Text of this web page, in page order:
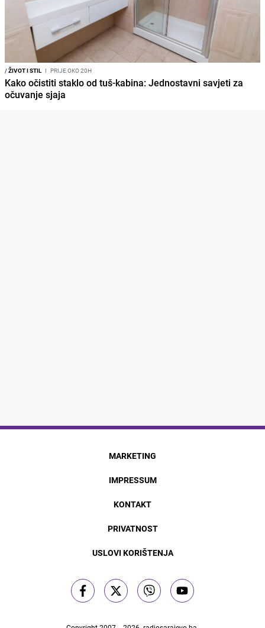
/ŽIVOT I STIL I PRIJE OKO 20H
Kako očistiti staklo od tuš-kabina: Jednostavni savjeti za
očuvanje sjaja
MARKETING
IMPRESSUM
KONTAKT
PRIVATNOST
USLOVI KORIŠTENJA